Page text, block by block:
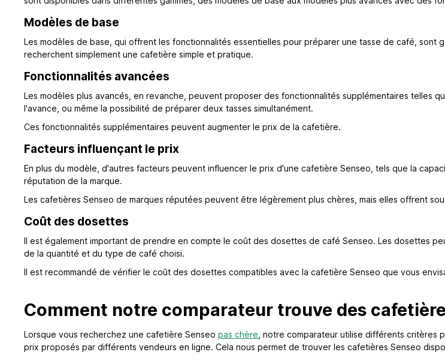
Modèles de base
Les modèles de base, qui offrent les fonctionnalités essentielles pour préparer une tasse de café,
recherchent simplement une cafetière simple et pratique.
Fonctionnalités avancées
Les modèles plus avancés, en revanche, peuvent proposer des fonctionnalités supplémentaires telles
l'avance, ou même la possibilité de préparer deux tasses simultanément.
Ces fonctionnalités supplémentaires peuvent augmenter le prix de la cafetière.
Facteurs influençant le prix
En plus du modèle, d'autres facteurs peuvent influencer le prix d'une cafetière Senseo, tels que la
réputation de la marque.
Les cafetières Senseo de marques réputées peuvent être légèrement plus chères, mais elles offrent
Coût des dosettes
Il est également important de prendre en compte le coût des dosettes de café Senseo. Les dosettes
de la quantité et du type de café choisi.
Il est recommandé de vérifier le coût des dosettes compatibles avec la cafetière Senseo que vous
Comment notre comparateur trouve des
Lorsque vous recherchez une cafetière Senseo pas chère , notre comparateur utilise différents critères
prix proposés par différents vendeurs en ligne. Cela nous permet de trouver les cafetières Senseo